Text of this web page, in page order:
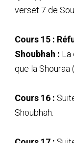
verset 7 de
Cours 15 :
Shoubhah : La
que la
Cours 16 :
Shoubhah.